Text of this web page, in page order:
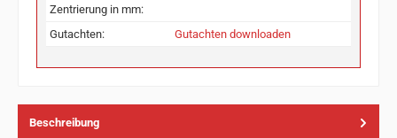
Zentrierung in mm:
Gutachten: Gutachten downloaden
Beschreibung